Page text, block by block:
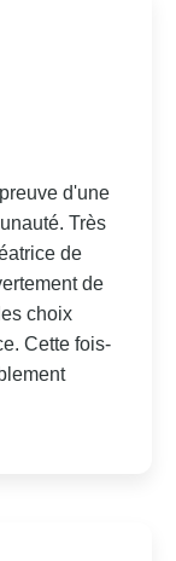
d'une
Très
de
de
choix
Cette fois-